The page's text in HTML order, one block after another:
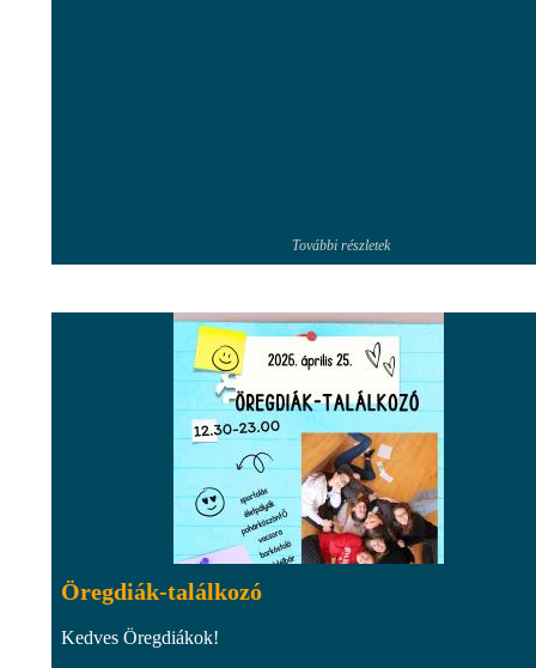
További részletek
Öregdiák-találkozó
Kedves Öregdiákok!